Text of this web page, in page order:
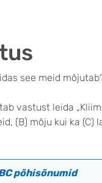
see meid
vastust leida
(B) mõju kui ka
põhisõnumid